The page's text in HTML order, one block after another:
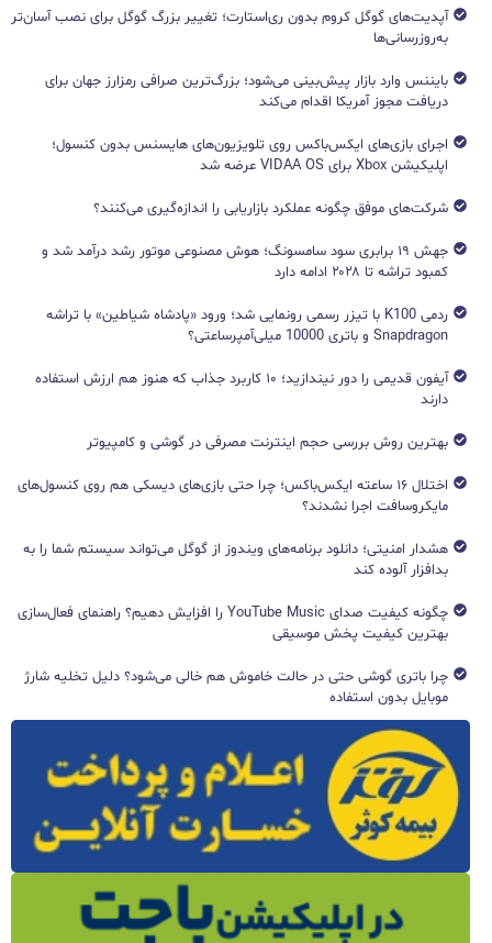
آپدیت‌های گوگل کروم بدون ری‌استارت؛ تغییر بزرگ گوگل برای نصب آسان‌تر
به‌روزرسانی‌ها
بایننس وارد بازار پیش‌بینی می‌شود؛ بزرگ‌ترین صرافی رمزارز جهان برای
دریافت مجوز آمریکا اقدام می‌کند
اجرای بازی‌های ایکس‌باکس روی تلویزیون‌های هایسنس بدون کنسول؛
اپلیکیشن Xbox برای VIDAA OS عرضه شد
شرکت‌های موفق چگونه عملکرد بازاریابی را اندازه‌گیری می‌کنند؟
جهش ۱۹ برابری سود سامسونگ؛ هوش مصنوعی موتور رشد درآمد شد و
کمبود تراشه تا ۲۰۲۸ ادامه دارد
ردمی K100 با تیزر رسمی رونمایی شد؛ ورود «پادشاه شیاطین» با تراشه
Snapdragon و باتری 10000 میلی‌آمپرساعتی؟
آیفون قدیمی را دور نیندازید؛ ۱۰ کاربرد جذاب که هنوز هم ارزش استفاده
دارند
بهترین روش بررسی حجم اینترنت مصرفی در گوشی و کامپیوتر
اختلال ۱۶ ساعته ایکس‌باکس؛ چرا حتی بازی‌های دیسکی هم روی کنسول‌های
مایکروسافت اجرا نشدند؟
هشدار امنیتی؛ دانلود برنامه‌های ویندوز از گوگل می‌تواند سیستم شما را به
بدافزار آلوده کند
چگونه کیفیت صدای YouTube Music را افزایش دهیم؟ راهنمای فعال‌سازی
بهترین کیفیت پخش موسیقی
چرا باتری گوشی حتی در حالت خاموش هم خالی می‌شود؟ دلیل تخلیه شارژ
موبایل بدون استفاده